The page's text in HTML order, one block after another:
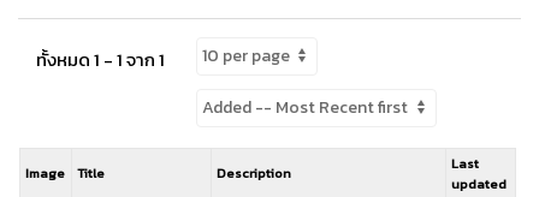
ทั้งหมด 1 - 1 จาก 1
Image Title Description
Last
updated